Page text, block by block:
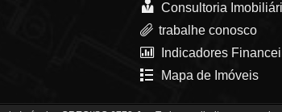
Consultoria
trabalhe conosco
Indicadores
Mapa de Imóveis